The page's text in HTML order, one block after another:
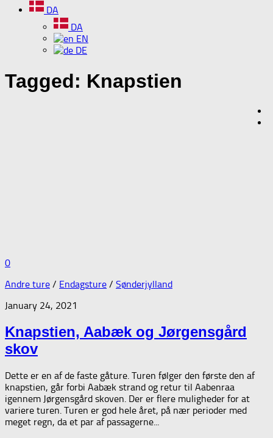
DA
DA
EN
DE
Tagged: Knapstien
0
Andre ture / Endagsture / Sønderjylland
January 24, 2021
Knapstien, Aabæk og Jørgensgård
skov
Dette er en af de faste gåture. Turen følger den første den af
knapstien, går forbi Aabæk strand og retur til Aabenraa
igennem Jørgensgård skoven. Der er flere muligheder for at
variere turen. Turen er god hele året, på nær perioder med
meget regn, da et par af passagerne...